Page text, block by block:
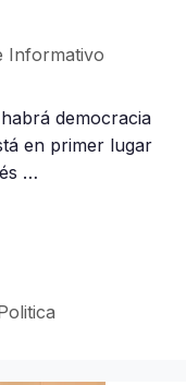
Informativo
democracia
en primer lugar
…